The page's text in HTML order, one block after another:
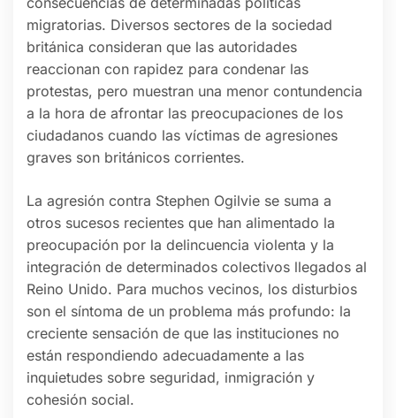
migratorias. Diversos sectores de la sociedad
británica consideran que las autoridades
reaccionan con rapidez para condenar las
protestas, pero muestran una menor contundencia
a la hora de afrontar las preocupaciones de los
ciudadanos cuando las víctimas de agresiones
graves son británicos corrientes.
La agresión contra Stephen Ogilvie se suma a
otros sucesos recientes que han alimentado la
preocupación por la delincuencia violenta y la
integración de determinados colectivos llegados al
Reino Unido. Para muchos vecinos, los disturbios
son el síntoma de un problema más profundo: la
creciente sensación de que las instituciones no
están respondiendo adecuadamente a las
inquietudes sobre seguridad, inmigración y
cohesión social.